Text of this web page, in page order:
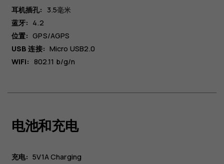
耳机插孔:
3.5毫米
蓝牙: 4.2
位置: GPS/AGPS
USB 连接: Micro USB2.0
WiFi: 802.11 b/g/n
电池和充电
充电: 5V1A Charging